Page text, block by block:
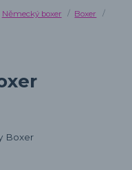
Německý boxer
Boxer